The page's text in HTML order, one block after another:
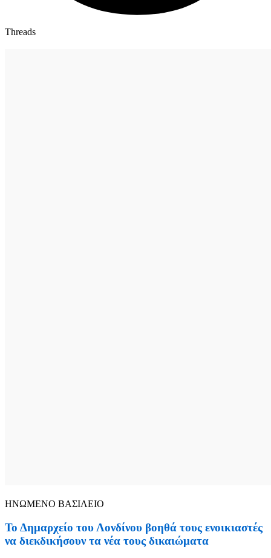
Threads
ΗΝΩΜΕΝΟ ΒΑΣΙΛΕΙΟ
Το Δημαρχείο του Λονδίνου βοηθά τους ενοικιαστές
να διεκδικήσουν τα νέα τους δικαιώματα